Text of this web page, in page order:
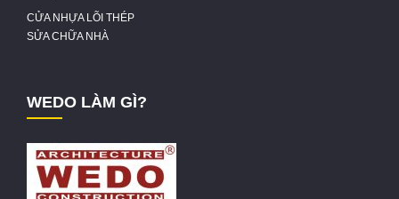
CỬA NHỰA LÕI THÉP
SỬA CHỮA NHÀ
WEDO LÀM GÌ?